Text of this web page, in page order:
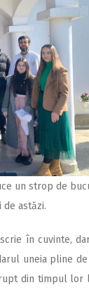
un strop de
astăzi.
în cuvinte,
uneia pline
din timpul lor